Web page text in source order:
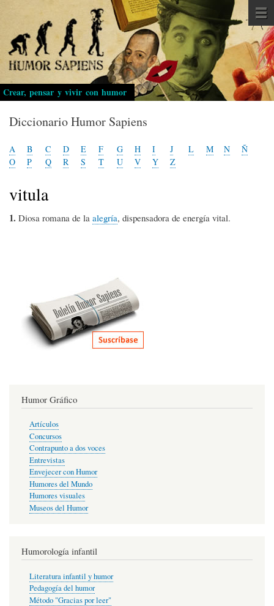
Pasar
al
contenido
principal
Crear, pensar y vivir con humor
Diccionario Humor Sapiens
A B C D E F G H I J L M N
Ñ
O
P Q R S T U V Y Z
vitula
1. Diosa romana de la alegría, dispensadora de energía vital.
Humor Gráfico
Artículos
Concursos
Contrapunto a dos voces
Entrevistas
Envejecer con Humor
Humores del Mundo
Humores visuales
Museos del Humor
Humorología infantil
Literatura infantil y humor
Pedagogía del humor
Método "Gracias por leer"